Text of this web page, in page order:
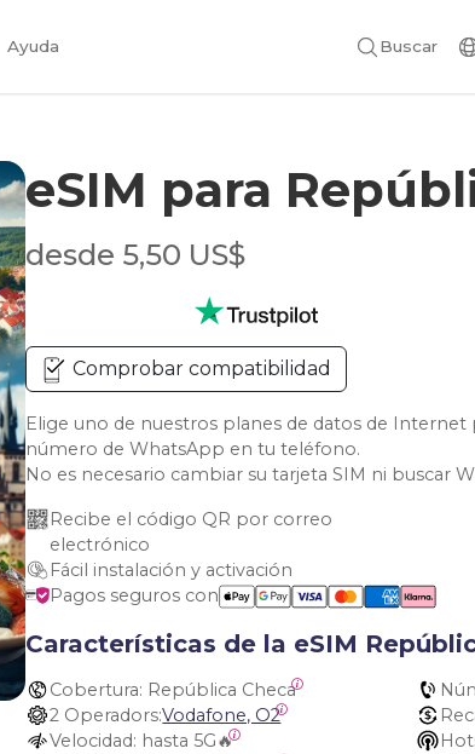
Ayuda Buscar
eSIM para
desde 5,50 US$
Comprobar compatibilidad
Elige uno de nuestros planes de datos de
número de WhatsApp en tu teléfono.
No es necesario cambiar su tarjeta SIM ni buscar
Recibe el código QR por correo
electrónico
Fácil instalación y activación
Pagos seguros con
Características de la eSIM
Cobertura: República Checa
2 Operadors:Vodafone, O2
Velocidad: hasta 5G🔥